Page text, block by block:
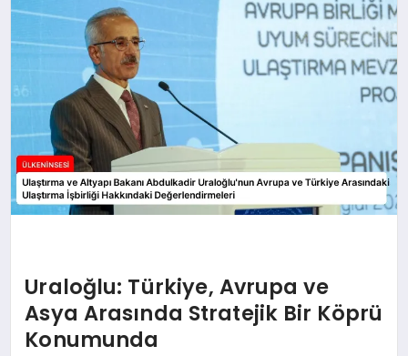
MALATYA HABERLERI
Uraloğlu: Türkiye, Avrupa ve
Asya Arasında Stratejik Bir Köprü
Konumunda